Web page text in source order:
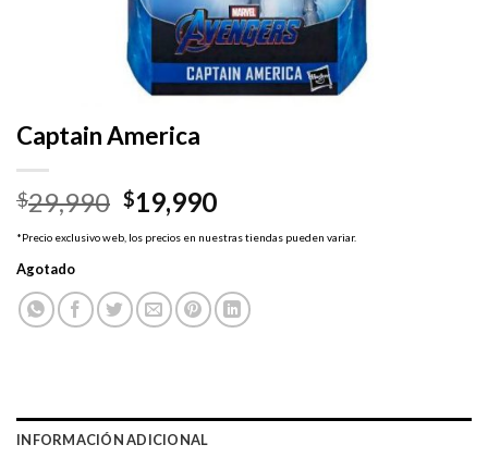
Captain America
$29,990 El
precio
original
$29,990.
$19,990El
precio
actual
$19,990.
*Precio exclusivo web, los precios en nuestras tiendas pueden variar.
Agotado
INFORMACIÓN ADICIONAL